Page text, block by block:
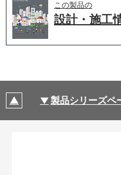
この製品の
設計・施工
製品シリーズペ